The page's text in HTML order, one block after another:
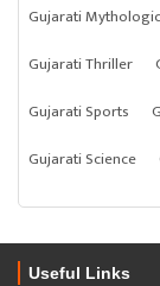
Gujarati
Gujarati Thriller
Gujarati Sports
Gujarati Science
Useful Links